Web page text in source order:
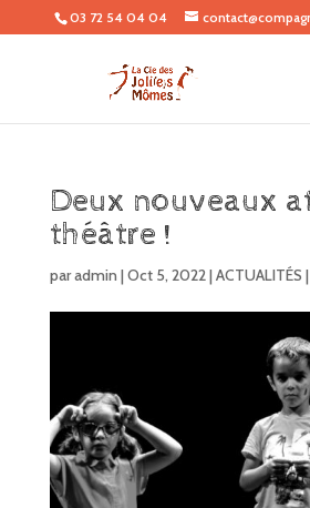
03 72 54 04 04
Deux nouveaux
théâtre !
paradmin |Oct 5, 2022|ACTUALITÉS |